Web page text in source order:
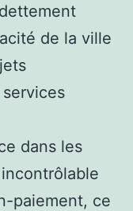
de la ville
dans les
paiement, ce